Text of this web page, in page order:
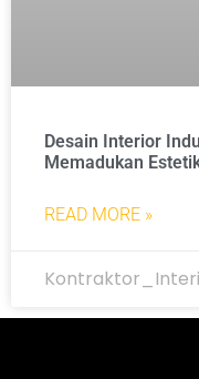
Desain Interior
Memadukan
READ MORE »